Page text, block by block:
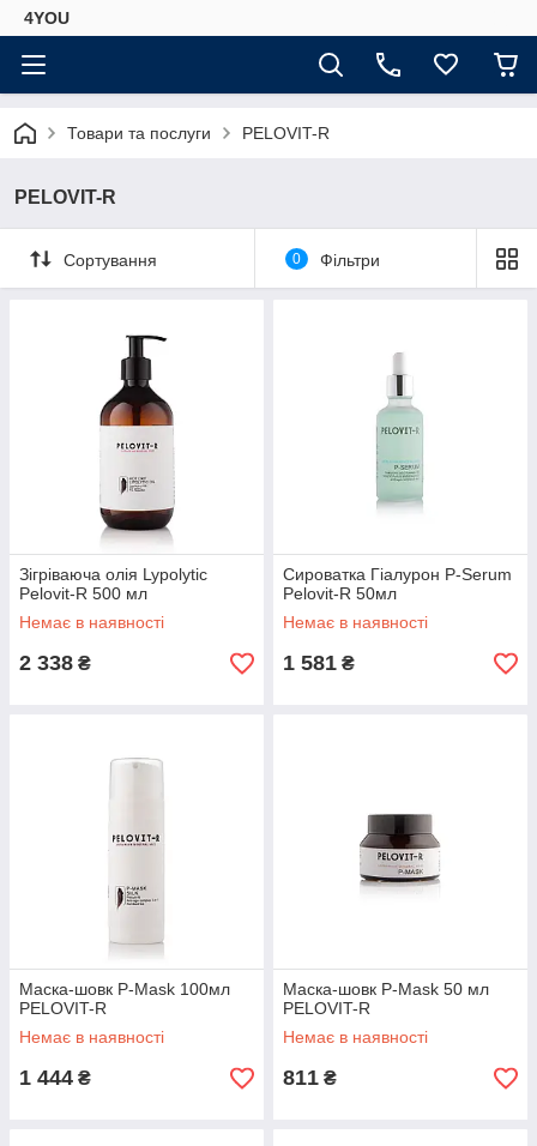
4YOU
Товари та послуги PELOVIT-R
PELOVIT-R
Сортування 0 Фільтри
Зігріваюча олія Lypolytic
Pelovit-R 500 мл
Немає в наявності
2 338 ₴
Сироватка Гіалурон P-Serum
Pelovit-R 50мл
Немає в наявності
1 581 ₴
Маска-шовк P-Mask 100мл
PELOVIT-R
Немає в наявності
1 444 ₴
Маска-шовк P-Mask 50 мл
PELOVIT-R
Немає в наявності
811 ₴